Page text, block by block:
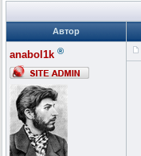
Автор
anabol1k ®